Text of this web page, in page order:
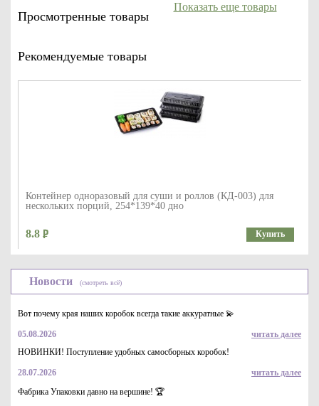
Просмотренные товары
Рекомендуемые товары
Контейнер одноразовый для суши и роллов (КД-003) для
нескольких порций, 254*139*40 дно
8.8 Купить
Контейнер соусник одноразовый (КД-010) прямоугольный,
Показать еще товары
Новости (смотреть всё)
Вот почему края наших коробок всегда такие аккуратные 💫
05.08.2026
читать далее
НОВИНКИ! Поступление удобных самосборных коробок!
28.07.2026
читать далее
Фабрика Упаковки давно на вершине! 🏆